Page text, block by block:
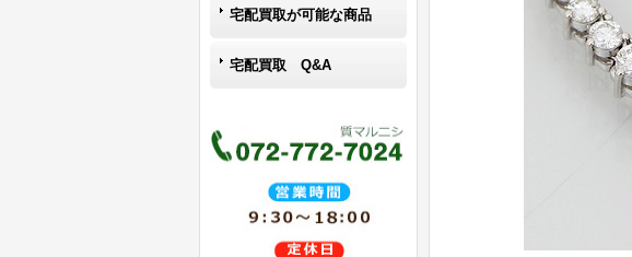
宅配買取が可能な商品
宅配買取 Q&A